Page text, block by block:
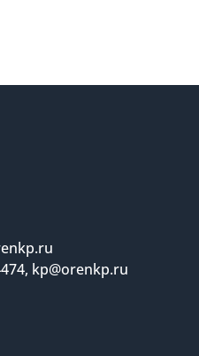
kp@orenkp.ru